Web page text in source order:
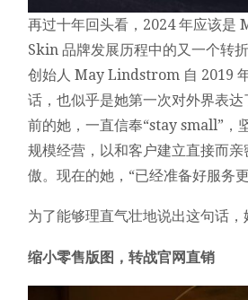
再过十年回头看，2024 年应该是
Skin 品牌发展历程中的又一个转
创始人 May Lindstrom 自 2019
话，也似乎是她第一次对外界表达
前的她，一直信奉“stay small”，
规模经营，以和客户建立直接而
傲。现在的她，“已经准备好服务
为了能够理直气壮地说出这句话，
缩小零售版图，转战官网直销